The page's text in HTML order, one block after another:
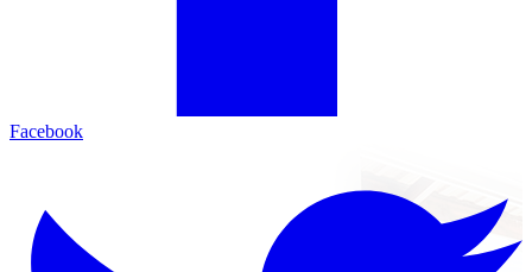
Facebook